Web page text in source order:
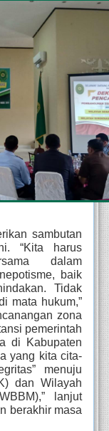
sambutan
“Kita harus
dalam
baik
Tidak
mata hukum,”
zona
pemerintah
di Kabupaten
yang kita cita-
menuju
dan Wilayah
lanjut
berakhir masa